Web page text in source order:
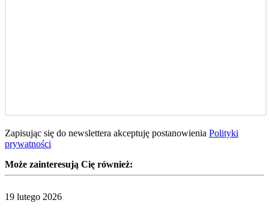
Zapisując się do newslettera akceptuję postanowienia Polityki
prywatności
Może zainteresują Cię również:
19 lutego 2026